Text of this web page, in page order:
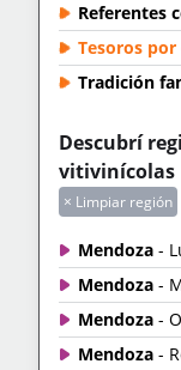
Referentes
Tesoros
Tradición
Descubrí
vitivinícolas
× Limpiar región
Mendoza -
Mendoza -
Mendoza -
Mendoza -